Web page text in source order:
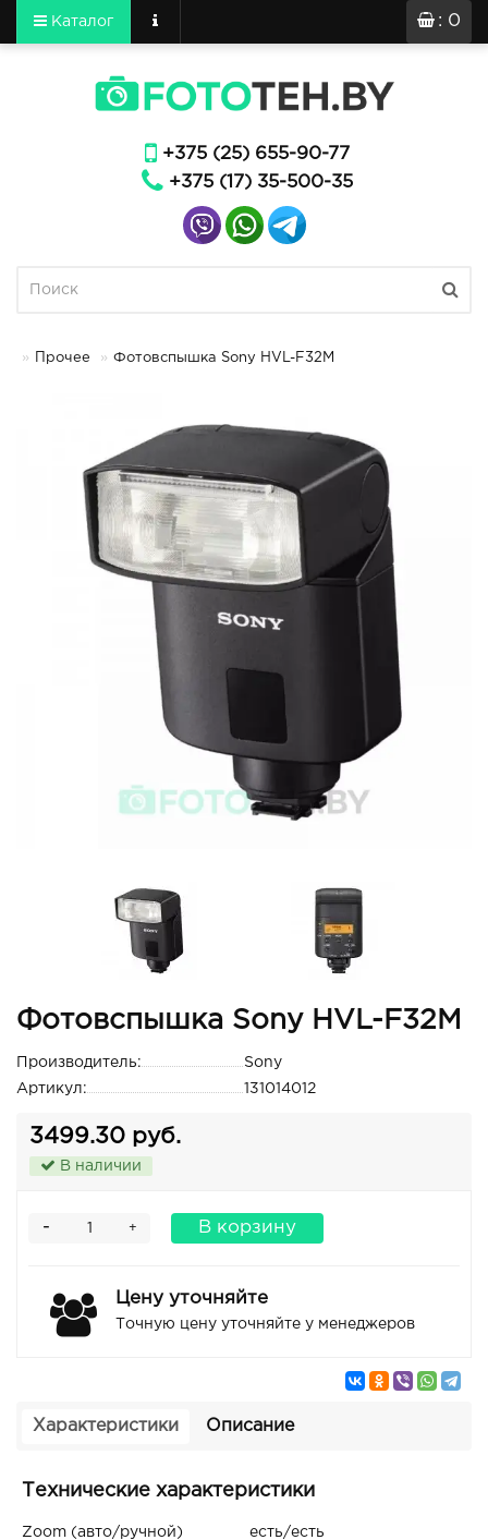
: 0
Каталог
+375 (25) 655-90-77
+375 (17) 35-500-35
Прочее Фотовспышка Sony HVL-F32M
Фотовспышка Sony HVL-F32M
Производитель:
Sony
Артикул:
131014012
3499.30 руб.
В наличии
+
- В корзину
Цену уточняйте
Точную цену уточняйте у менеджеров
Характеристики Описание
Технические характеристики
Zoom (авто/ручной) есть/есть